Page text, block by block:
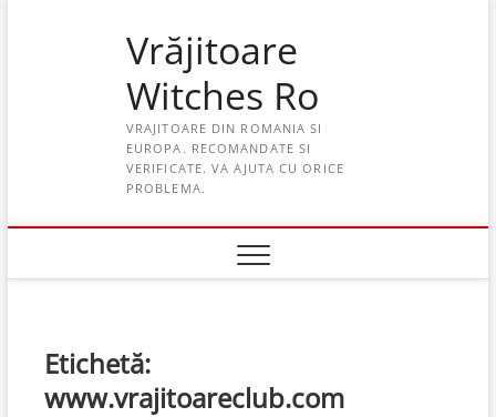
Vrăjitoare
Witches Ro
VRAJITOARE DIN ROMANIA SI
EUROPA. RECOMANDATE SI
VERIFICATE. VA AJUTA CU ORICE
PROBLEMA.
Etichetă:
www.vrajitoareclub.com